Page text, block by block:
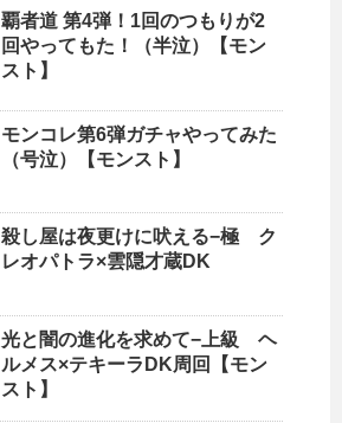
覇者道 第4弾！1回のつもりが2
回やってもた！（半泣）【モン
スト】
モンコレ第6弾ガチャやってみた
（号泣）【モンスト】
殺し屋は夜更けに吠える−極 ク
レオパトラ×雲隠才蔵DK
光と闇の進化を求めて−上級 ヘ
ルメス×テキーラDK周回【モン
スト】